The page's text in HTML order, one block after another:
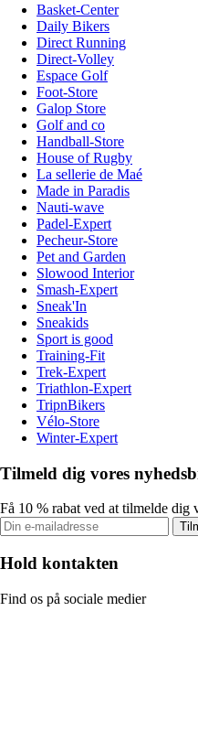
Basket-Center
Daily Bikers
Direct Running
Direct-Volley
Espace Golf
Foot-Store
Galop Store
Golf and co
Handball-Store
House of Rugby
La sellerie de Maé
Made in Paradis
Nauti-wave
Padel-Expert
Pecheur-Store
Pet and Garden
Slowood Interior
Smash-Expert
Sneak'In
Sneakids
Sport is good
Training-Fit
Trek-Expert
Triathlon-Expert
TripnBikers
Vélo-Store
Winter-Expert
Tilmeld dig vores
Få 10 % rabat ved at tilmelde dig
Hold kontakten
Find os på sociale medier